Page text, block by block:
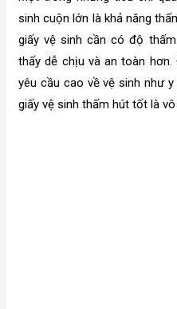
sinh cuộn lớn là khả năng
giấy vệ sinh cần có độ
thấy dễ chịu và an toàn
yêu cầu cao về vệ sinh như
giấy vệ sinh thấm hút tốt là